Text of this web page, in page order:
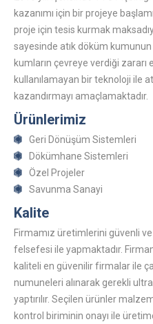
kazanımı için bir projeye
proje için tesis kurmak
sayesinde atık döküm kumunun
kumların çevreye verdiği
kullanılamayan bir teknoloji ile
kazandırmayı amaçlamaktadır.
Ürünlerimiz
Geri Dönüşüm Sistemleri
Dökümhane Sistemleri
Özel Projeler
Savunma Sanayi
Kalite
Firmamız üretimlerini güvenli
felsefesi ile yapmaktadır.
kaliteli en güvenilir firmalar ile
numuneleri alınarak gerekli
yaptırılır. Seçilen ürünler
kontrol biriminin onayı ile